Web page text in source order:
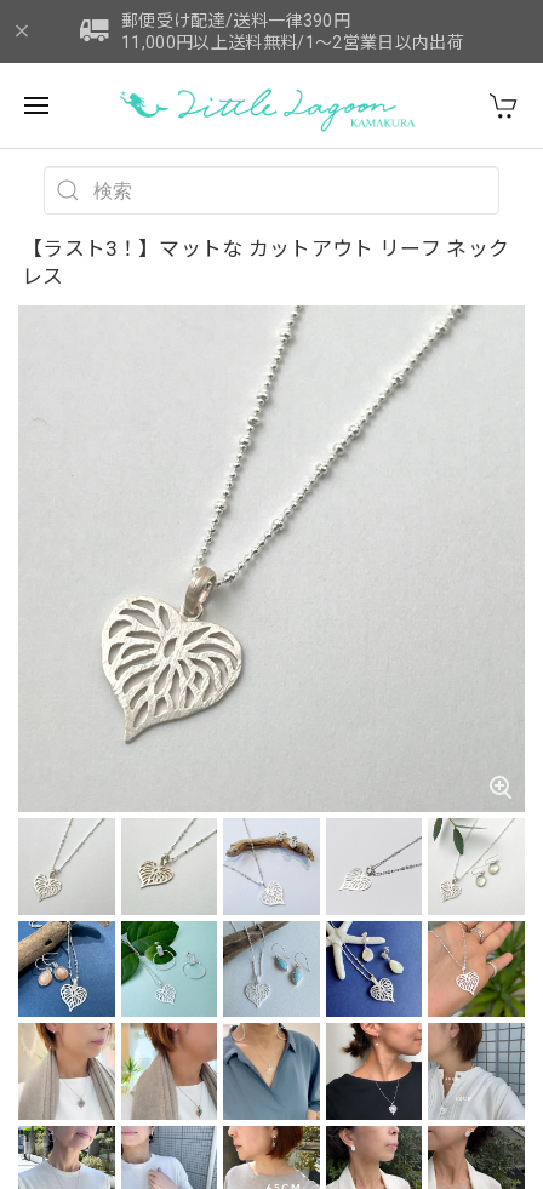
郵便受け配達/送料一律390円
11,000円以上送料無料/1～2営業日以内出荷
【ラスト3！】マットな カットアウト リーフ ネック
レス